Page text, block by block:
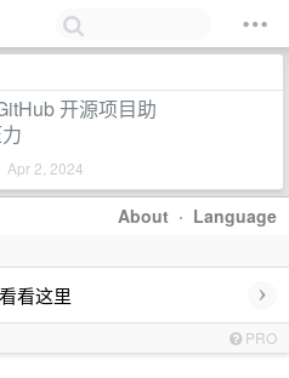
开源项目助
Apr 2, 2024
About · Language
看这里 ›
PRO